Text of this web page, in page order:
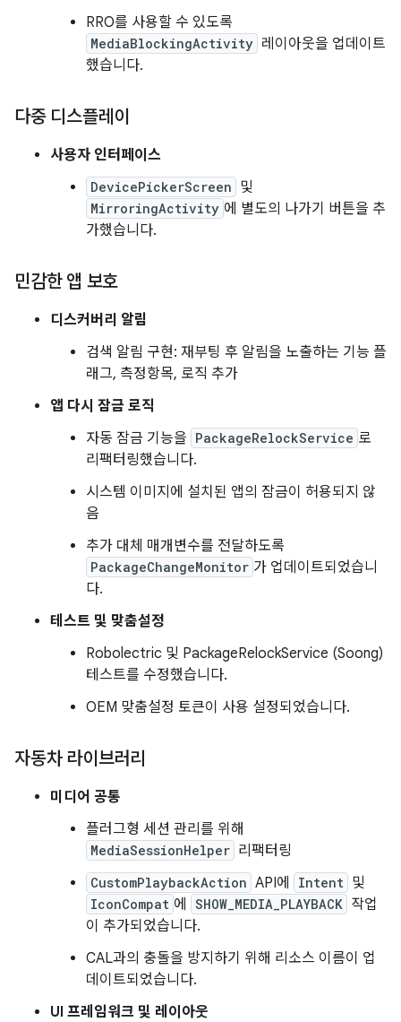
RRO를 사용할 수 있도록
MediaBlockingActivity 레이아웃을 업데이트
했습니다.
다중 디스플레이
사용자 인터페이스
DevicePickerScreen 및
MirroringActivity 에 별도의 나가기 버튼을 추
가했습니다.
민감한 앱 보호
디스커버리 알림
검색 알림 구현: 재부팅 후 알림을 노출하는 기능 플
래그, 측정항목, 로직 추가
앱 다시 잠금 로직
자동 잠금 기능을 PackageRelockService 로
리팩터링했습니다.
시스템 이미지에 설치된 앱의 잠금이 허용되지 않
음
추가 대체 매개변수를 전달하도록
PackageChangeMonitor 가 업데이트되었습니
다.
테스트 및 맞춤설정
Robolectric 및 PackageRelockService (Soong)
테스트를 수정했습니다.
OEM 맞춤설정 토큰이 사용 설정되었습니다.
자동차 라이브러리
미디어 공통
플러그형 세션 관리를 위해
MediaSessionHelper 리팩터링
CustomPlaybackAction API에 Intent 및
IconCompat 에 SHOW_MEDIA_PLAYBACK 작업
이 추가되었습니다.
CAL과의 충돌을 방지하기 위해 리소스 이름이 업
데이트되었습니다.
UI 프레임워크 및 레이아웃